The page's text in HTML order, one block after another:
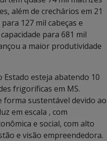
além de crechários em 21
127 mil cabeças e
para 681 mil
a maior produtividade
Estado esteja abatendo 10
frigoríficas em MS.
forma sustentável devido ao
em escala , com
e social, com alto
e visão empreendedora.